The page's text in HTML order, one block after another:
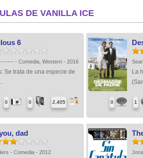
DE VANILLA ICE
6
- Comedia, Western - 2016
Se trata de una especie de
0 0 2,405
La
0 1
dad
- Comedia - 2012